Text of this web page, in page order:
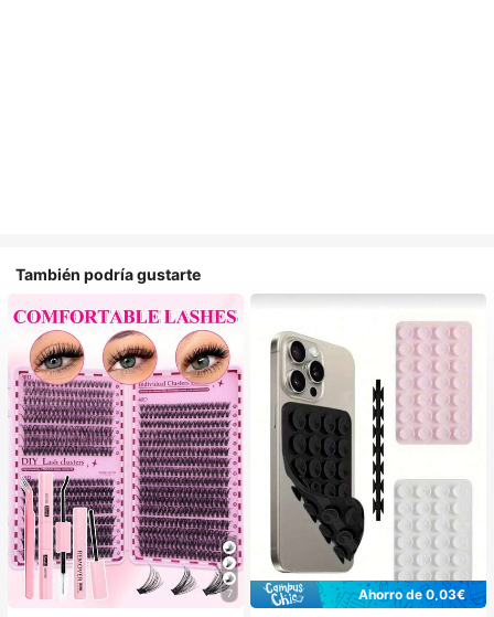
También podría gustarte
7
Ahorro de 0,03€